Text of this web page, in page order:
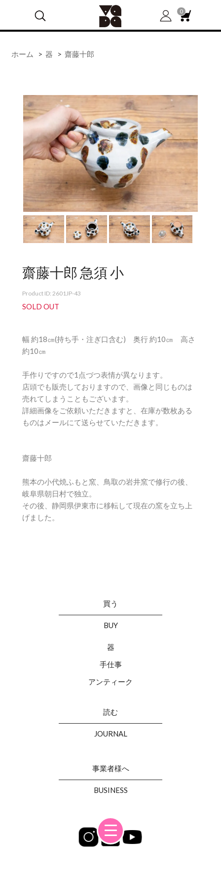
0
ホーム > 器 > 齋藤十郎
齋藤十郎 急須 小
Product ID: 2601JP-43
SOLD OUT
幅 約18㎝(持ち手・注ぎ口含む) 奥行 約10㎝ 高さ
約10㎝
手作りですので1点づつ表情が異なります。
店頭でも販売しておりますので、画像と同じものは
売れてしまうこともございます。
詳細画像をご依頼いただきますと、在庫が数枚ある
ものはメールにて送らせていただきます。
齋藤十郎
熊本の小代焼ふもと窯、鳥取の岩井窯で修行の後、
岐阜県朝日村で独立。
その後、静岡県伊東市に移転して現在の窯を立ち上
げました。
買う
BUY
器
手仕事
アンティーク
読む
JOURNAL
事業者様へ
BUSINESS